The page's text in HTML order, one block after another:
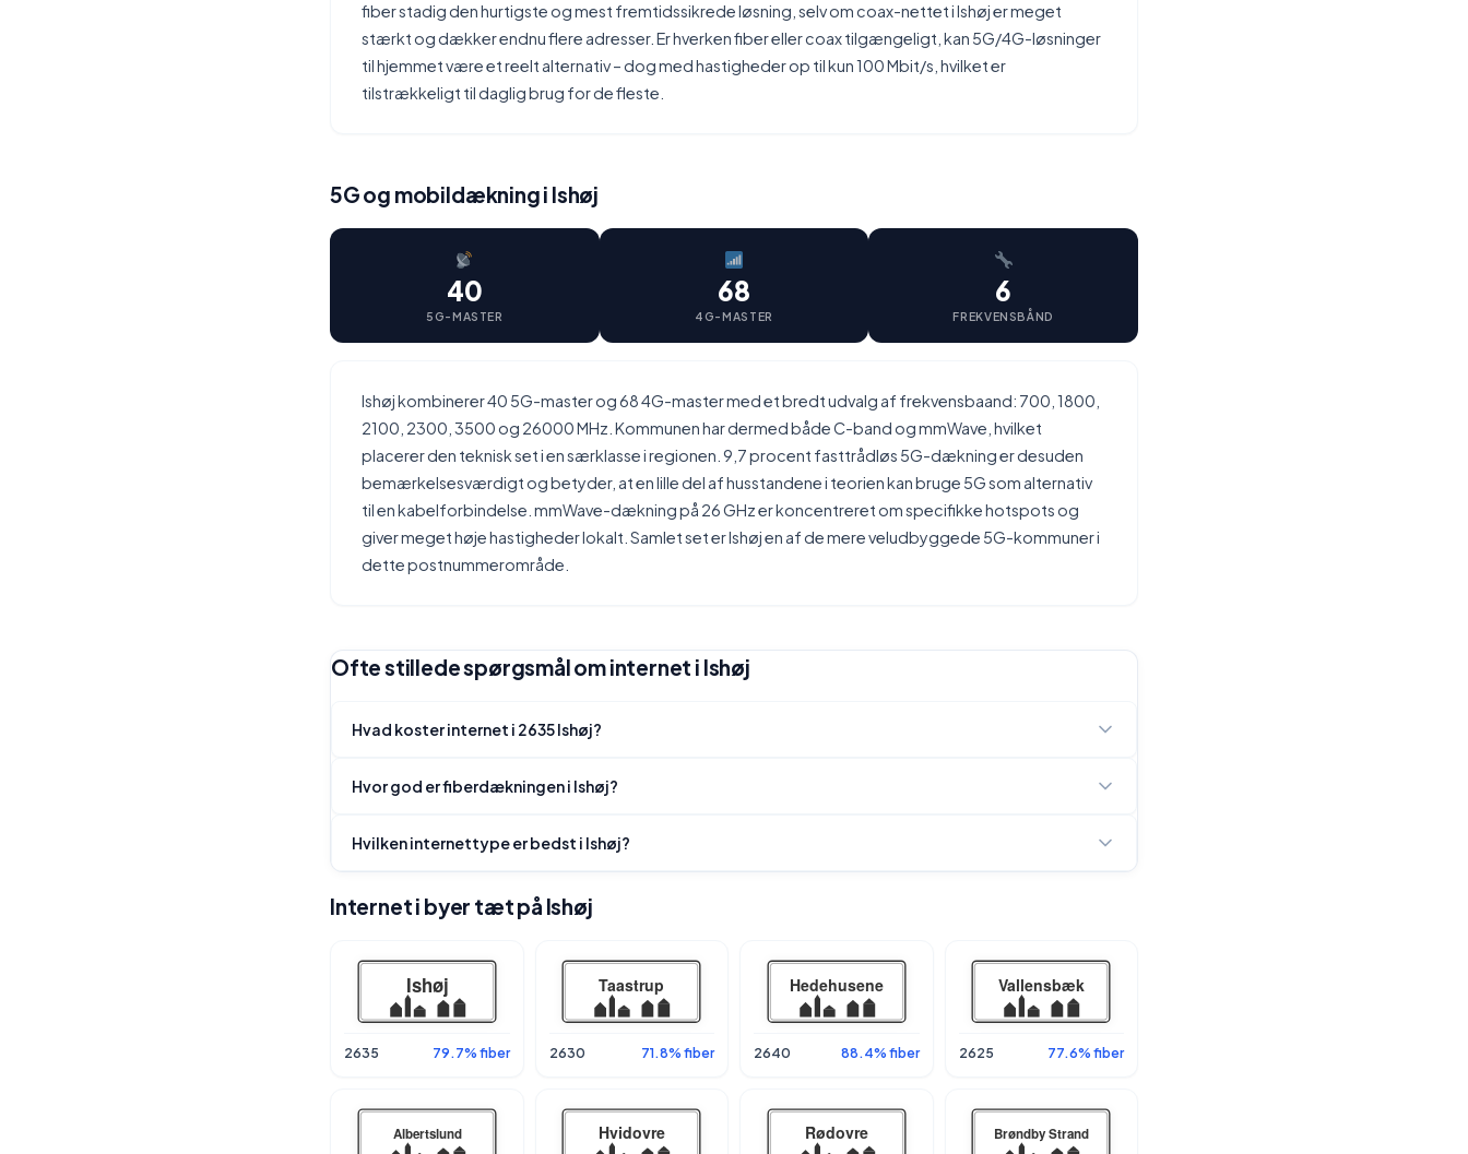
fiber stadig den hurtigste og mest fremtidssikrede løsning, selv om coax-nettet i Ishøj er meget
stærkt og dækker endnu flere adresser. Er hverken fiber eller coax tilgængeligt, kan 5G/4G-løsninger
til hjemmet være et reelt alternativ – dog med hastigheder op til kun 100 Mbit/s, hvilket er
tilstrækkeligt til daglig brug for de fleste.
5G og mobildækning i Ishøj
40
5G-MASTER
68
4G-MASTER
6
FREKVENSBÅND
Ishøj kombinerer 40 5G-master og 68 4G-master med et bredt udvalg af frekvensbaand: 700, 1800,
2100, 2300, 3500 og 26000 MHz. Kommunen har dermed både C-band og mmWave, hvilket
placerer den teknisk set i en særklasse i regionen. 9,7 procent fasttrådløs 5G-dækning er desuden
bemærkelsesværdigt og betyder, at en lille del af husstandene i teorien kan bruge 5G som alternativ
til en kabelforbindelse. mmWave-dækning på 26 GHz er koncentreret om specifikke hotspots og
giver meget høje hastigheder lokalt. Samlet set er Ishøj en af de mere veludbyggede 5G-kommuner i
dette postnummerområde.
Ofte stillede spørgsmål om internet i Ishøj
Hvad koster internet i 2635 Ishøj?
Hvor god er fiberdækningen i Ishøj?
Hvilken internettype er bedst i Ishøj?
Internet i byer tæt på Ishøj
2635 79.7% fiber 2630 71.8% fiber 2640 88.4% fiber 2625 77.6% fiber